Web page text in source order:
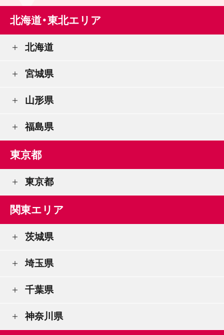
北海道・東北エリア
北海道
宮城県
山形県
福島県
東京都
東京都
関東エリア
茨城県
埼玉県
千葉県
神奈川県